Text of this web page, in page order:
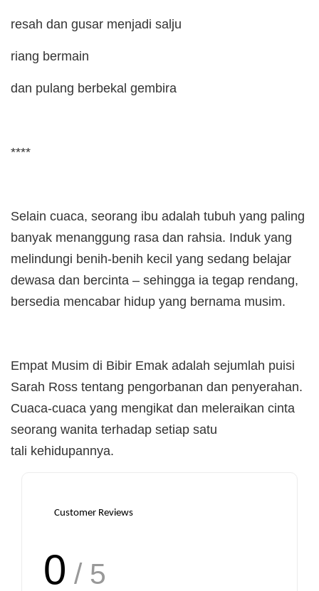
resah dan gusar menjadi salju
riang bermain
dan pulang berbekal gembira
****
Selain cuaca, seorang ibu adalah tubuh yang paling
banyak menanggung rasa dan rahsia. Induk yang
melindungi benih-benih kecil yang sedang belajar
dewasa dan bercinta – sehingga ia tegap rendang,
bersedia mencabar hidup yang bernama musim.
Empat Musim di Bibir Emak adalah sejumlah puisi
Sarah Ross tentang pengorbanan dan penyerahan.
Cuaca-cuaca yang mengikat dan meleraikan cinta
seorang wanita terhadap setiap satu
tali kehidupannya.
Customer Reviews
0 / 5